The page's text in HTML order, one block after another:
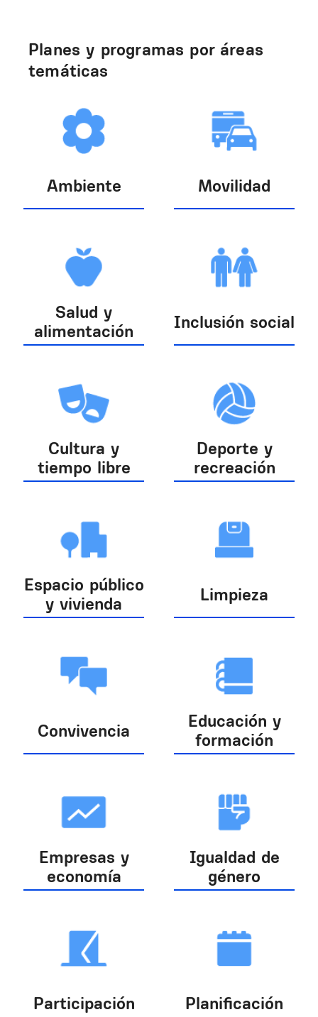
Planes y programas por áreas
temáticas
Ambiente Movilidad
Salud y
alimentación
Inclusión social
Cultura y
tiempo libre
Deporte y
recreación
Espacio público
y vivienda
Limpieza
Convivencia
Educación y
formación
Empresas y
economía
Igualdad de
género
Participación Planificación